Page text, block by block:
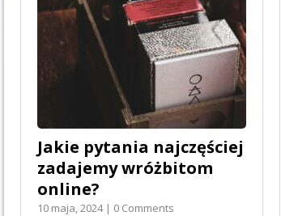
Jakie pytania najczęściej
zadajemy wróżbitom
online?
10 maja, 2024 | 0 Comments